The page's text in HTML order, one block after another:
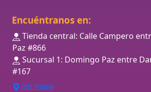
Encuéntranos en:
Tienda central: Calle Campero
Paz #866
Sucursal 1: Domingo Paz entre
#167
Ver mapa